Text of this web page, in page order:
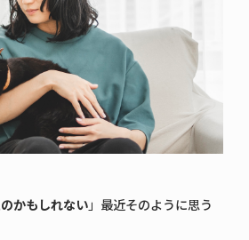
STOREはこちら
Amazon
楽天市場
Yahoo!
かもしれない」 最近そのように思う